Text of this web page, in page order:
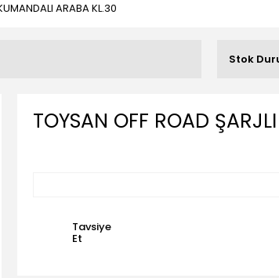
ARABA KL.30
Stok
TOYSAN OFF ROAD
Tavsiye
Et